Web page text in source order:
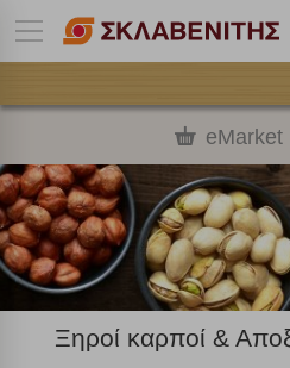
eMarket
Ξηροί καρποί &